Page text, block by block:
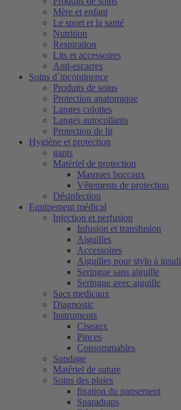
Mère et enfant
Le sport et la santé
Nutrition
Respiration
Lits et accessoires
Anti-escarres
Soins d`incontinence
Produits de soins
Protection anatomique
Langes culottes
Langes autocollants
Protection de lit
Hygiène et protection
gants
Matériel de protection
Masques buccaux
Vêtements de protection
Désinfection
Equipement médical
Injection et perfusion
Infusion et transfusion
Aiguilles
Accessoires
Aiguilles pour stylo à
Seringue sans aiguille
Seringue avec aiguille
Sacs medicaux
Diagnostic
Instruments
Ciseaux
Pinces
Consommables
Sondage
Matériel de suture
Soins des plaies
fixation du pansement
Sparadraps